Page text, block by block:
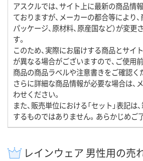
アスクルでは、サイト上に最新の商品情
ておりますが、メーカーの都合等により、
パッケージ、原材料、原産国など）が変
す。
このため、実際にお届けする商品とサイ
が異なる場合がございますので、ご使用
商品の商品ラベルや注意書きをご確認く
さらに詳細な商品情報が必要な場合は、
わせください。
また、販売単位における「セット」表記は
するものではありません。あらかじめご
レインウェア 男性用の売